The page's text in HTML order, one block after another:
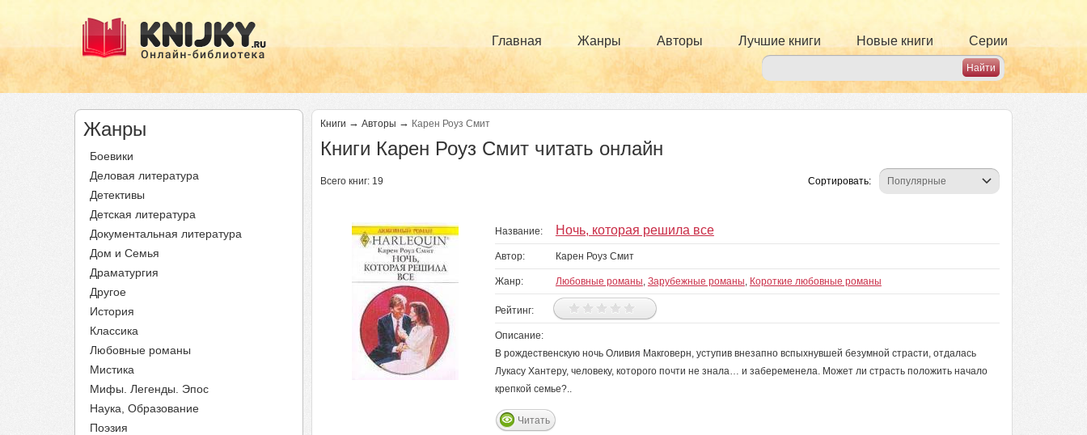
Главная Жанры Авторы Лучшие книги Новые книги Серии
Жанры
Боевики
Деловая литература
Детективы
Детская литература
Документальная литература
Дом и Семья
Драматургия
Другое
История
Классика
Любовные романы
Мистика
Мифы. Легенды. Эпос
Наука, Образование
Поэзия
Книги → Авторы → Карен Роуз Смит
Книги Карен Роуз Смит читать онлайн
Всего книг: 19 Сортировать:
Название: Ночь, которая решила все
Автор: Карен Роуз Смит
Жанр: Любовные романы, Зарубежные романы, Короткие любовные романы
Рейтинг:
Описание:
В рождественскую ночь Оливия Макговерн, уступив внезапно вспыхнувшей безумной страсти, отдалась
Лукасу Хантеру, человеку, которого почти не знала… и забеременела. Может ли страсть положить начало
крепкой семье?..
Читать